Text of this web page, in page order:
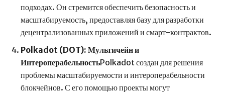
подходах. Он стремится обеспечить безопасность и
масштабируемость, предоставляя базу для разработки
децентрализованных приложений и смарт-контрактов.
Polkadot (DOT): Мультичейн и
ИнтероперабельностьPolkadot создан для решения
проблемы масштабируемости и интероперабельности
блокчейнов. С его помощью проекты могут